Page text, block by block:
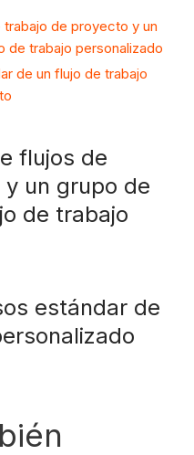
de proyecto y un
de trabajo personalizado
de un flujo de trabajo
flujos de
un grupo de
de trabajo
estándar de